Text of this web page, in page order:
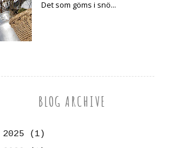
Det som göms i snö...
BLOG ARCHIVE
2025
(1)